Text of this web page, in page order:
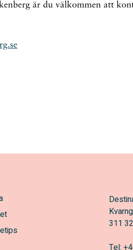
är du välkommen att
311